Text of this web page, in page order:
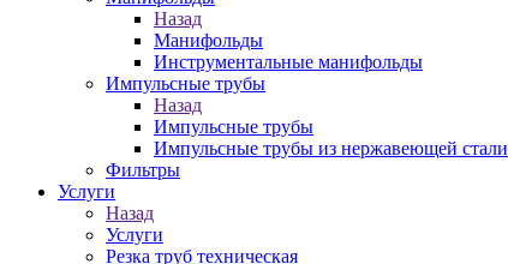
Назад
Манифольды
Инструментальные манифольды
Импульсные трубы
Назад
Импульсные трубы
Импульсные трубы из нержавеющей стали
Фильтры
Услуги
Назад
Услуги
Резка труб техническая